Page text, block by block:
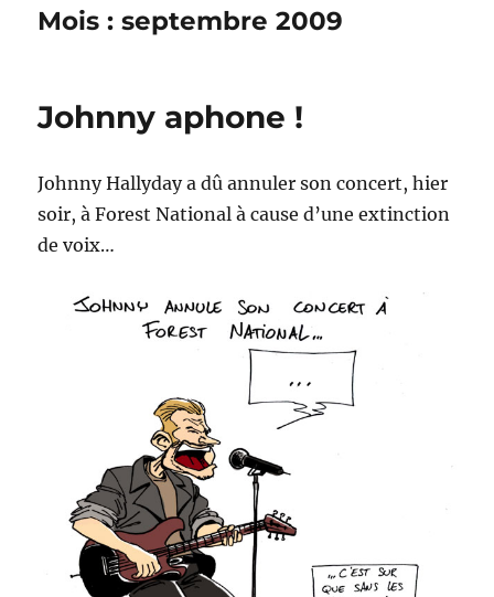
Mois :septembre 2009
Johnny aphone !
Johnny Hallyday a dû annuler son concert, hier
soir, à Forest National à cause d’une extinction
de voix…